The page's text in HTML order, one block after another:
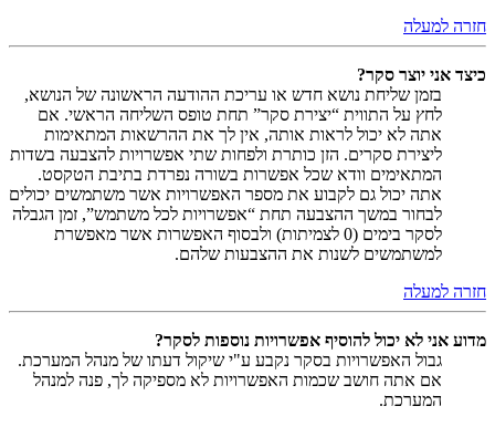
חזרה למעלה
כיצד אני יוצר סקר?
בזמן שליחת נושא חדש או עריכת ההודעה הראשונה של הנושא,
לחץ על התווית “יצירת סקר” תחת טופס השליחה הראשי. אם
אתה לא יכול לראות אותה, אין לך את ההרשאות המתאימות
ליצירת סקרים. הזן כותרת ולפחות שתי אפשרויות להצבעה בשדות
המתאימים וודא שכל אפשרות בשורה נפרדת בתיבת הטקסט.
אתה יכול גם לקבוע את מספר האפשרויות אשר משתמשים יכולים
לבחור במשך ההצבעה תחת “אפשרויות לכל משתמש”, זמן הגבלה
לסקר בימים (0 לצמיתות) ולבסוף האפשרות אשר מאפשרת
למשתמשים לשנות את ההצבעות שלהם.
חזרה למעלה
מדוע אני לא יכול להוסיף אפשרויות נוספות לסקר?
גבול האפשרויות בסקר נקבע ע"י שיקול דעתו של מנהל המערכת.
אם אתה חושב שכמות האפשרויות לא מספיקה לך, פנה למנהל
המערכת.